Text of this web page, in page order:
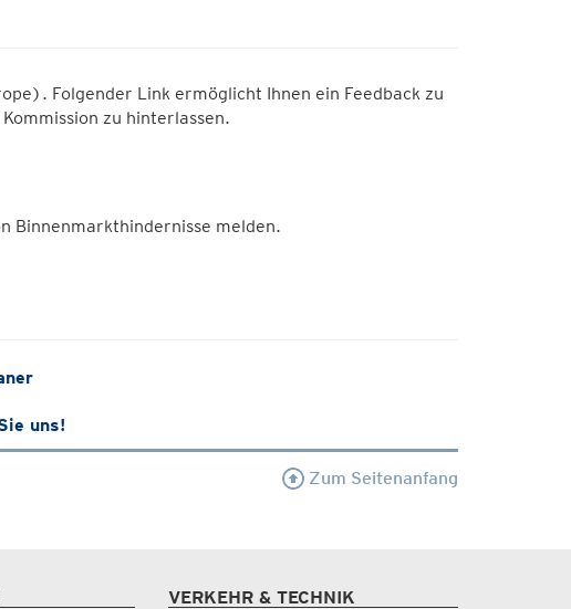
Folgender Link ermöglicht Ihnen ein Feedback zu
zu hinterlassen.
Binnenmarkthindernisse melden.
uns!
Zum Seitenanfang
VERKEHR & TECHNIK